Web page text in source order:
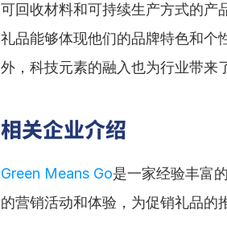
可回收材料和可持续生产方式的产
礼品能够体现他们的品牌特色和个
外，科技元素的融入也为行业带来
相关企业介绍
Green Means Go是一家经验丰富
的营销活动和体验，为促销礼品的